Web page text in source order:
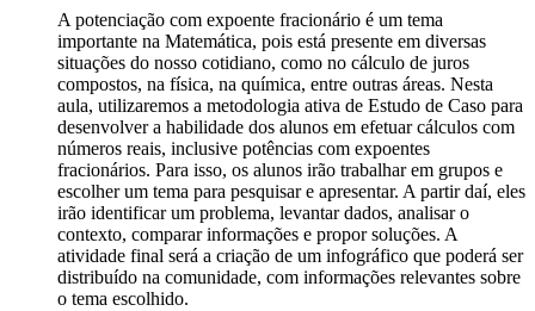
A potenciação com expoente fracionário é um tema
importante na Matemática, pois está presente em diversas
situações do nosso cotidiano, como no cálculo de juros
compostos, na física, na química, entre outras áreas. Nesta
aula, utilizaremos a metodologia ativa de Estudo de Caso para
desenvolver a habilidade dos alunos em efetuar cálculos com
números reais, inclusive potências com expoentes
fracionários. Para isso, os alunos irão trabalhar em grupos e
escolher um tema para pesquisar e apresentar. A partir daí, eles
irão identificar um problema, levantar dados, analisar o
contexto, comparar informações e propor soluções. A
atividade final será a criação de um infográfico que poderá ser
distribuído na comunidade, com informações relevantes sobre
o tema escolhido.